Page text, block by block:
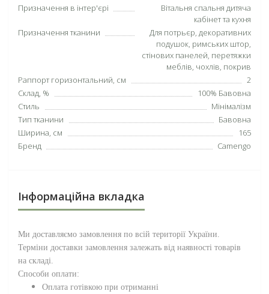
Призначення в інтер'єрі
Вітальня спальня дитяча
кабінет та кухня
Призначення тканини
Для потрьєр, декоративних
подушок, римських штор,
стінових панелей, перетяжки
меблів, чохлів, покрив
Раппорт горизонтальний, см
2
Склад, %
100% Бавовна
Стиль
Мінімалізм
Тип тканини
Бавовна
Ширина, см
165
Бренд
Camengo
Інформаційна вкладка
Ми доставляємо замовлення по всій території України.
Терміни доставки замовлення залежать від наявності товарів
на складі.
Способи оплати:
Оплата готівкою при отриманні